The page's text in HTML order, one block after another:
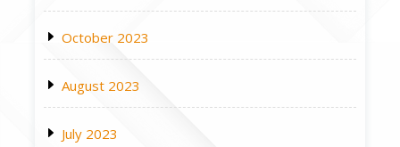
October 2023
August 2023
July 2023